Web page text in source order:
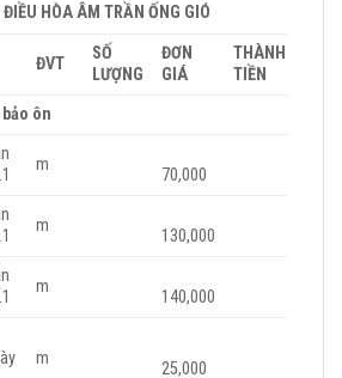
HÒA ÂM TRẦN ỐNG GIÓ
ĐVT
SỐ
LƯỢNG
ĐƠN
GIÁ
THÀNH
TIỀN
ôn
m
70,000
m
130,000
m
140,000
m
25,000